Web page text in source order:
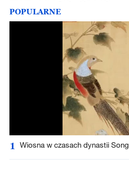
POPULARNE
1 Wiosna w czasach dynastii Song